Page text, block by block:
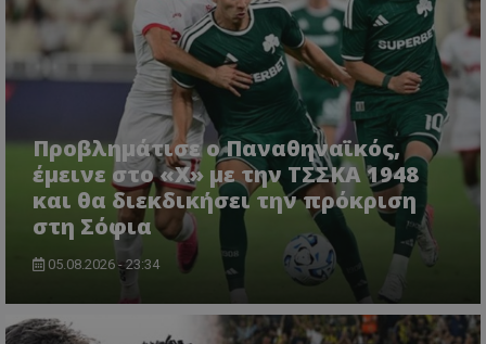
Προβλημάτισε ο Παναθηναϊκός,
έμεινε στο «Χ» με την ΤΣΣΚΑ 1948
και θα διεκδικήσει την πρόκριση
στη Σόφια
05.08.2026 - 23:34